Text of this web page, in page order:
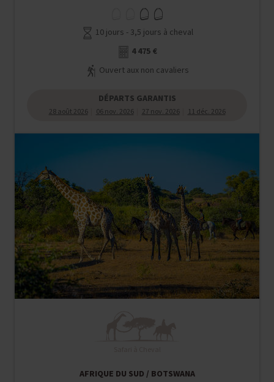
10 jours - 3,5 jours à cheval
4 475 €
Ouvert aux non cavaliers
DÉPARTS GARANTIS
28 août 2026 06 nov. 2026 27 nov. 2026 11 déc. 2026
AFRIQUE DU SUD / BOTSWANA